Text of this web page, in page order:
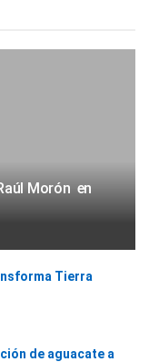
Morón en
Tierra
de aguacate a